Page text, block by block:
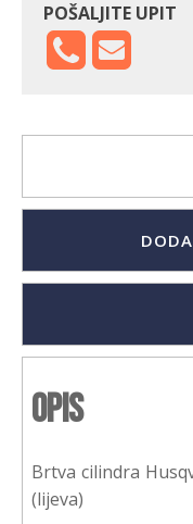
POŠALJITE UPIT
Opis
Brtva cilindra
(lijeva)